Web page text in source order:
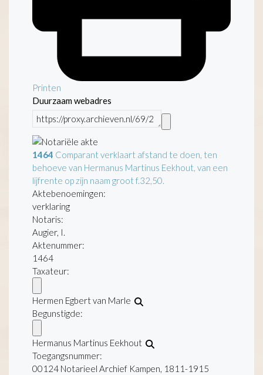
Printen
Duurzaam webadres
1464 Comparant verklaart afstand te doen, ten
behoeve van Hermanus Martinus Eekhout, van een
lijfrente op zijn naam groot f.32,50.
Aktebenoemingen:
verklaring
Notaris:
Augier, I.
Aktenummer:
1464
Taxateur:
Hermen Egbert van Marle
Begunstigde:
Hermanus Martinus Eekhout
Toegangsnummer:
00124 Notarieel Archief Kampen, 1811-1915